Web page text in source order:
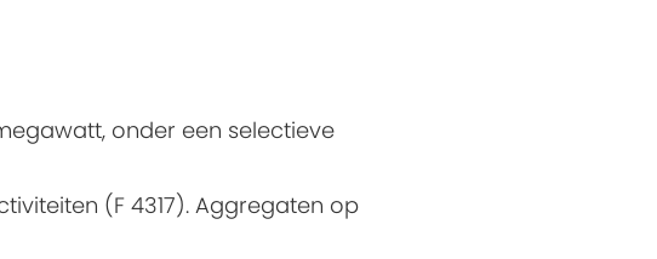
onder een selectieve
(F 4317). Aggregaten op